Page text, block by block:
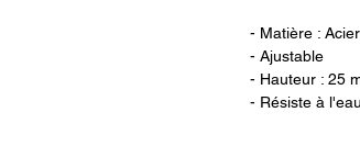
- Matière :
- Ajustable
- Hauteur : 25
- Résiste à